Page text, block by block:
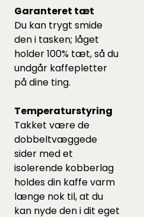
Garanteret tæt
Du kan trygt smide
den i tasken; låget
holder 100% tæt, så du
undgår kaffepletter
på dine ting.
Temperaturstyring
Takket være de
dobbeltvæggede
sider med et
isolerende kobberlag
holdes din kaffe varm
længe nok til, at du
kan nyde den i dit eget